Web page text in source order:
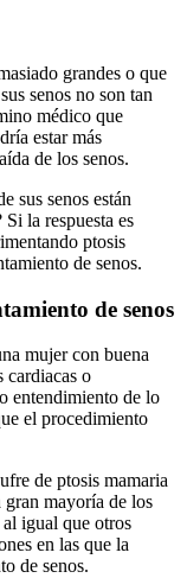
grandes o que
senos no son tan
médico que
estar más
de los senos.
sus senos están
la respuesta es
ptosis
de senos.
de senos
mujer con buena
cardiacas o
entendimiento de lo
el procedimiento
de ptosis mamaria
gran mayoría de los
igual que otros
en las que la
de senos.